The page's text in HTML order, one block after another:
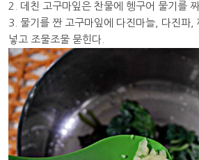
2. 데친 고구마잎은 찬물에 헹구어 물기를
3. 물기를 짠 고구마잎에 다진마늘, 다진파,
넣고 조물조물 묻힌다.